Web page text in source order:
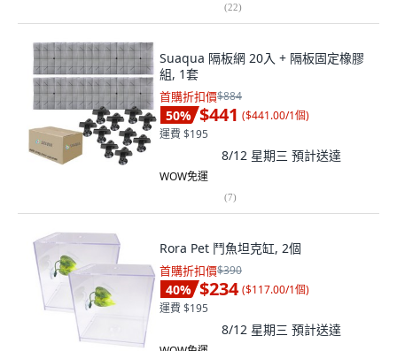
(22)
Suaqua 隔板網 20入 + 隔板固定橡膠
組, 1套
首購折扣價$884
50% $441 ($441.00/1個)
運費 $195
8/12 星期三 預計送達
WOW免運
(7)
Rora Pet 鬥魚坦克缸, 2個
首購折扣價$390
40% $234 ($117.00/1個)
運費 $195
8/12 星期三 預計送達